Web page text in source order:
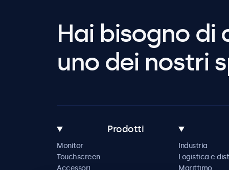
Hai bisogno di
uno dei nostri
Prodotti
Monitor
Touchscreen
Industria
Logistica e